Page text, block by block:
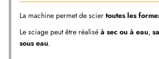
La machine permet de scier toutes les
Le sciage peut être réalisé à sec ou à eau,
sous eau.